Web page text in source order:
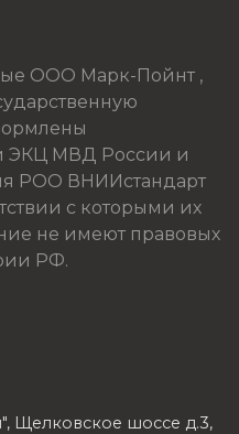
ООО Марк-Пойнт ,
ЭКЦ МВД России и
РОО ВНИИстандарт
с которыми их
не имеют правовых
РФ.
Щелковское шоссе д.3,